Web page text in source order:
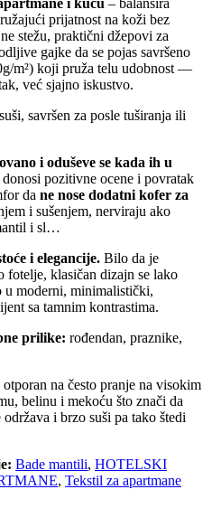
prijatnost na koži bez
stežu, praktični džepovi za
gajke da se pojas savršeno
m²) koji pruža telu udobnost —
već sjajno iskustvo.
savršen za posle tuširanja ili
i oduševe se kada ih u
donosi pozitivne ocene i povratak
da ne nose dodatni kofer za
i sušenjem, nerviraju ako
i sl…
i elegancije. Bilo da je
fotelje, klasičan dizajn se lako
u moderni, minimalistički,
sa tamnim kontrastima.
prilike: rođendan, praznike,
otporan na često pranje na visokim
belinu i mekoću što znači da
i brzo suši pa tako štedi
Bade mantili, HOTELSKI
, Tekstil za apartmane